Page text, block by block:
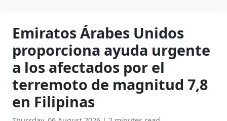
Emiratos Árabes Unidos
proporciona ayuda urgente
a los afectados por el
terremoto de magnitud 7,8
en Filipinas